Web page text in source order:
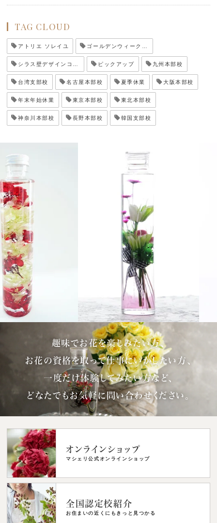
TAG CLOUD
アトリエ ソレイユ ゴールデンウィーク休業
シラス壁デザインコンテスト ピックアップ 九州本部校
台湾支部校 名古屋本部校 夏季休業 大阪本部校
年末年始休業 東京本部校 東北本部校
神奈川本部校 長野本部校 韓国支部校
趣味でお花を楽しみたい方、
お花の資格を取って仕事にいかしたい方、
一度だけ体験してみたい方など、
どなたでもお気軽に問い合わせください。
オンラインショップ
マシェリ公式オンラインショップ
全国認定校紹介
お住まいの近くにもきっと見つかる